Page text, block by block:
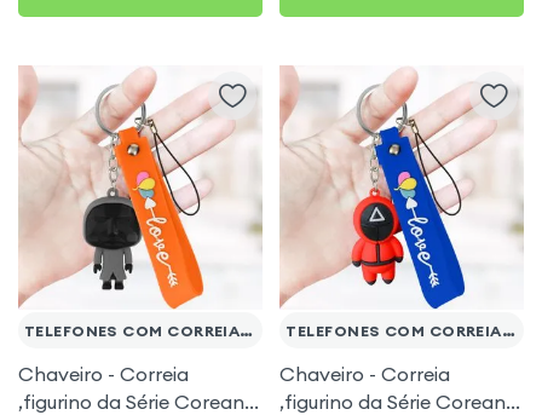
TELEFONES COM CORREIA DE PULSO
Chaveiro - Correia
,figurino da Série Coreana
TELEFONES COM CORREIA DE PULSO
Chaveiro - Correia
,figurino da Série Coreana